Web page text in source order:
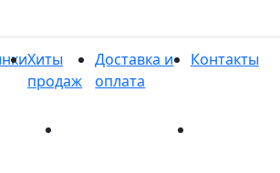
Хиты
продаж
Доставка и
оплата
Контакты
продаж Доставка и оплата